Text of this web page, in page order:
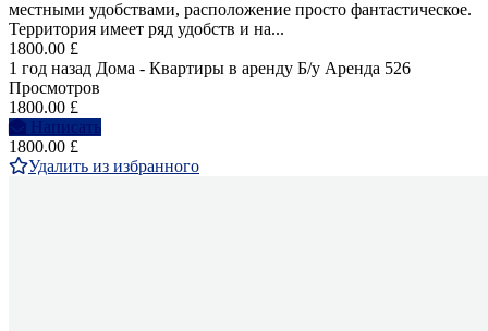
местными удобствами, расположение просто фантастическое.
Территория имеет ряд удобств и на...
1800.00 £
1 год назад Дома - Квартиры в аренду Б/у Аренда 526
Просмотров
1800.00 £
Написать
1800.00 £
Удалить из избранного